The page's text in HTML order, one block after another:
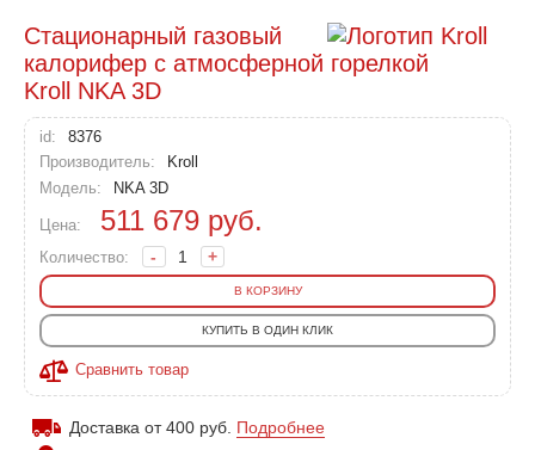
Стационарный газовый
калорифер с атмосферной горелкой
Kroll NKA 3D
id:
8376
Производитель:
Kroll
Модель:
NKA 3D
Цена: 511 679руб.
Количество: - +
В КОРЗИНУ
КУПИТЬ В ОДИН КЛИК
Сравнить товар
Доставка от 400 руб. Подробнее